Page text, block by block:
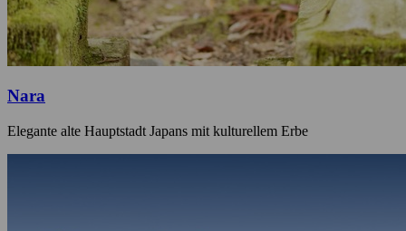
Nara
Elegante alte Hauptstadt Japans mit kulturellem Erbe